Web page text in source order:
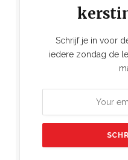
Schrijf je in voor
iedere zondag de